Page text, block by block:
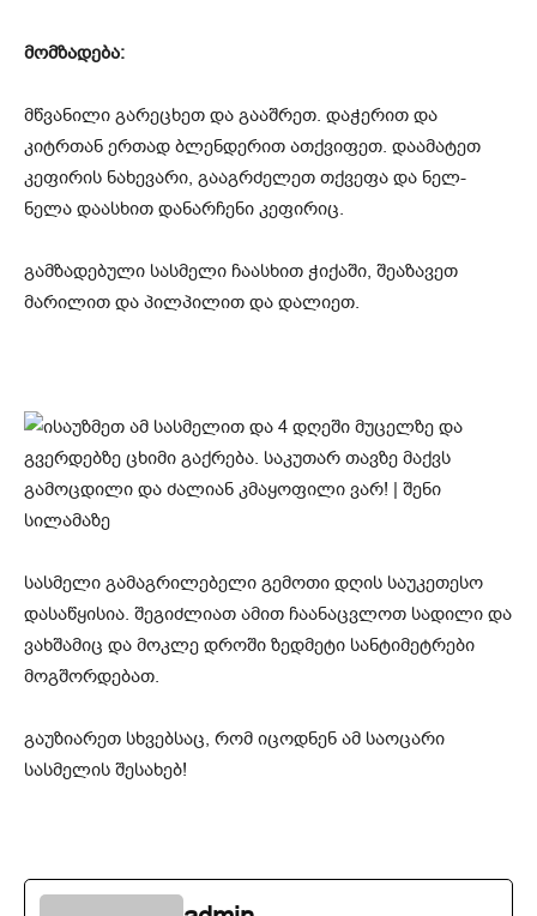
მომზადება:
მწვანილი გარეცხეთ და გააშრეთ. დაჭერით და
კიტრთან ერთად ბლენდერით ათქვიფეთ. დაამატეთ
კეფირის ნახევარი, გააგრძელეთ თქვეფა და ნელ-
ნელა დაასხით დანარჩენი კეფირიც.
გამზადებული სასმელი ჩაასხით ჭიქაში, შეაზავეთ
მარილით და პილპილით და დალიეთ.
სასმელი გამაგრილებელი გემოთი დღის საუკეთესო
დასაწყისია. შეგიძლიათ ამით ჩაანაცვლოთ სადილი და
ვახშამიც და მოკლე დროში ზედმეტი სანტიმეტრები
მოგშორდებათ.
გაუზიარეთ სხვებსაც, რომ იცოდნენ ამ საოცარი
სასმელის შესახებ!